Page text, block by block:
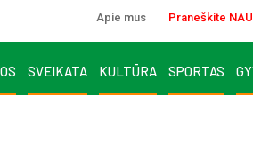
Apie mus Praneškite
SVEIKATA KULTŪRA SPORTAS